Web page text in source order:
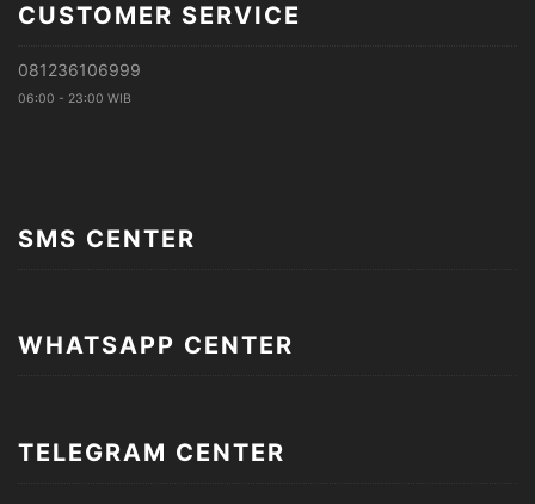
CUSTOMER SERVICE
081236106999
06:00 - 23:00 WIB
SMS CENTER
WHATSAPP CENTER
TELEGRAM CENTER